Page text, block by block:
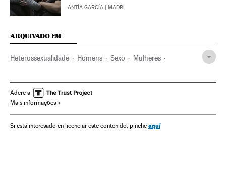
ANTÍA GARCÍA | MADRI
ARQUIVADO EM
Heterossexualidade Homens Sexo Mulheres
Adere a
Mais informações
Si está interesado en licenciar este contenido, pinche aquí